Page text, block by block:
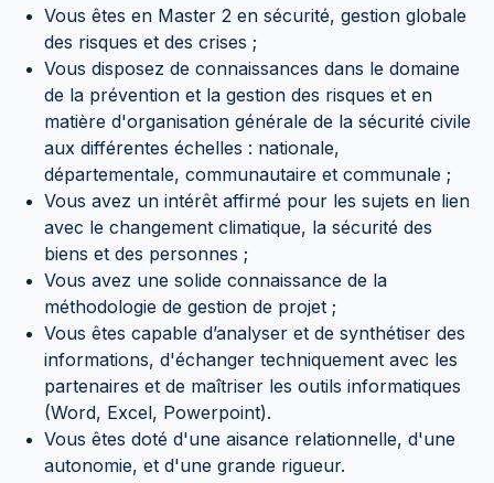
Vous êtes en Master 2 en sécurité, gestion globale
des risques et des crises ;
Vous disposez de connaissances dans le domaine
de la prévention et la gestion des risques et en
matière d'organisation générale de la sécurité civile
aux différentes échelles : nationale,
départementale, communautaire et communale ;
Vous avez un intérêt affirmé pour les sujets en lien
avec le changement climatique, la sécurité des
biens et des personnes ;
Vous avez une solide connaissance de la
méthodologie de gestion de projet ;
Vous êtes capable d’analyser et de synthétiser des
informations, d'échanger techniquement avec les
partenaires et de maîtriser les outils informatiques
(Word, Excel, Powerpoint).
Vous êtes doté d'une aisance relationnelle, d'une
autonomie, et d'une grande rigueur.